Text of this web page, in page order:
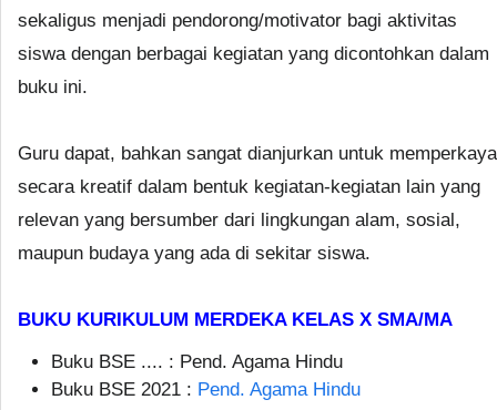
sekaligus menjadi pendorong/motivator bagi aktivitas
siswa dengan berbagai kegiatan yang dicontohkan dalam
buku ini.
Guru dapat, bahkan sangat dianjurkan untuk memperkaya
secara kreatif dalam bentuk kegiatan-kegiatan lain yang
relevan yang bersumber dari lingkungan alam, sosial,
maupun budaya yang ada di sekitar siswa.
BUKU KURIKULUM MERDEKA KELAS X SMA/MA
Buku BSE .... : Pend. Agama Hindu
Buku BSE 2021 : Pend. Agama Hindu